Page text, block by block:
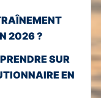
2026 ?
SUR
EN